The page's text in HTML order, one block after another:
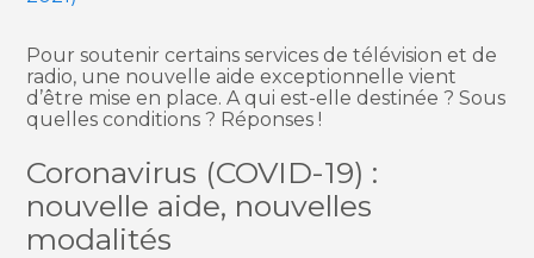
Pour soutenir certains services de télévision et de
radio, une nouvelle aide exceptionnelle vient
d’être mise en place. A qui est-elle destinée ? Sous
quelles conditions ? Réponses !
Coronavirus (COVID-19) :
nouvelle aide, nouvelles
modalités